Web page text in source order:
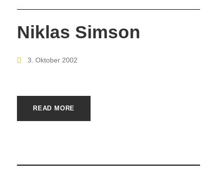
Niklas Simson
3. Oktober 2002
READ MORE